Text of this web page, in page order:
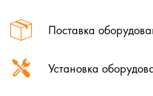
Поставка
Установка